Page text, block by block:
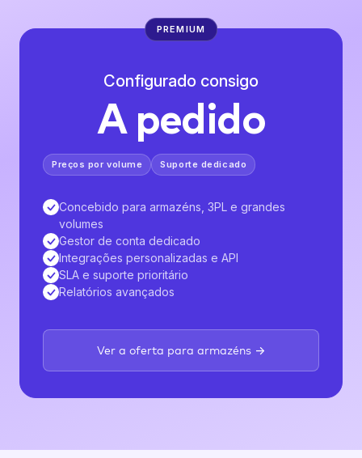
PREMIUM
Configurado consigo
A pedido
Preços por volume Suporte dedicado
Concebido para armazéns, 3PL e grandes
volumes
Gestor de conta dedicado
Integrações personalizadas e API
SLA e suporte prioritário
Relatórios avançados
Ver a oferta para armazéns →